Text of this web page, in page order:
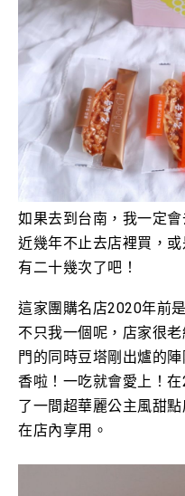
如果去到台南，我一定會
近幾年不止去店裡買，
有二十幾次了吧！
這家團購名店2020年前
不只我一個呢，店家很
門的同時豆塔剛出爐的
香啦！一吃就會愛上！
了一間超華麗公主風甜
在店內享用。